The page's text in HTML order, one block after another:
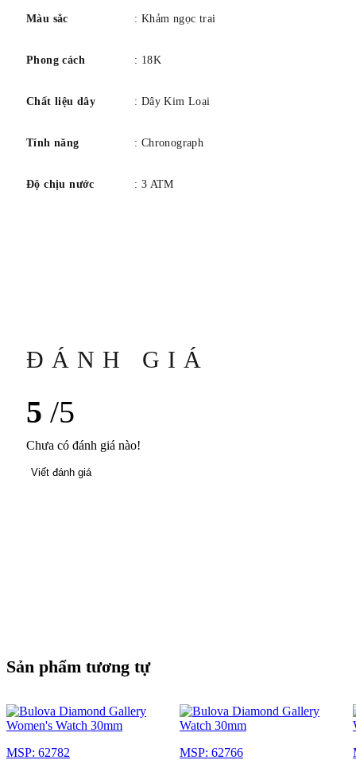
Màu sắc : Khảm ngọc trai
Phong cách : 18K
Chất liệu dây : Dây Kim Loại
Tính năng : Chronograph
Độ chịu nước : 3 ATM
ĐÁNH GIÁ
5 /5
Chưa có đánh giá nào!
Viết đánh giá
Sản phẩm tương tự
MSP: 62782
MSP: 62766